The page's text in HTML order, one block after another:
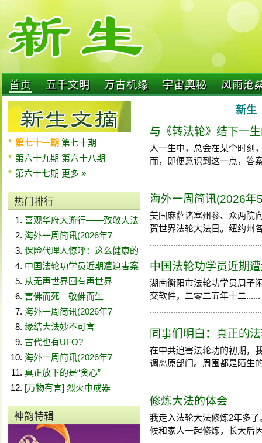
首页 五千文明 万古机缘 宇宙奥秘 风雨沧
第七十一期 第七十期
第六十九期 第六十八期
第六十七期 更多 »
热门排行
喜观华府大游行——致敬大法
海外一周简讯(2026年7
保险代理人惊呼：这么健康的
中国法轮功学员近期遭迫害案
从无声世界回有声世界
害佛而死 敬佛而生
海外一周简讯(2026年7
缘结大法妙不可言
古代也有UFO?
海外一周简讯(2026年7
真正放下的是“贪心”
[万物有言] 烈火中成器
神韵特辑
新生
与《转法轮》结下一
人一生中，总会在某个时刻
而，即便意识到这一点，答
海外一周简讯(2026年
美国麻萨诸塞州参、众两院
贺世界法轮大法日。纽约州
中国法轮功学员近期
湖南衡阳市法轮功学员周子
交软件，二零二五年十二......
同事们明白：真正的
在中共迫害法轮功的初期，
调离原部门。周围都是陌生
修炼大法的体会
我走入法轮大法修炼2年多
候和家人一起修炼，长大后